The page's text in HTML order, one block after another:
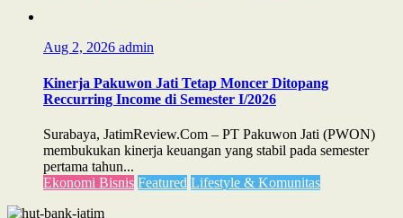
Aug 2, 2026 admin
Kinerja Pakuwon Jati Tetap Moncer Ditopang
Reccurring Income di Semester I/2026
Surabaya, JatimReview.Com – PT Pakuwon Jati (PWON)
membukukan kinerja keuangan yang stabil pada semester
pertama tahun...
Ekonomi Bisnis Featured Lifestyle & Komunitas